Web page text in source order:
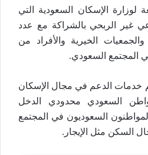
لوزارة الإسكان السعودية التي
غير الربحي بالشراكة مع عدد
الخيرية والأفراد من
المجتمع السعودي.
خدمات الدعم في مجال الإسكان
السعودي محدودي الدخل
السعوديون في المجتمع
السكن مثل الإيجار.